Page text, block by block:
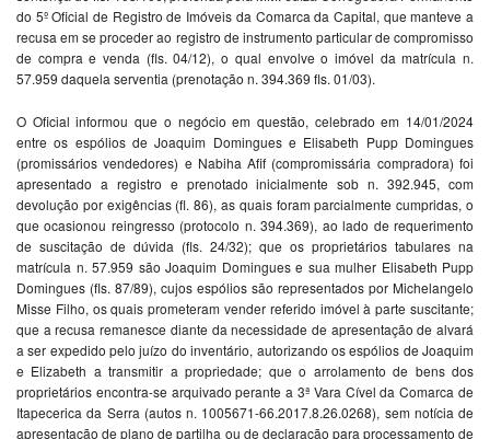
do 5º Oficial de Registro de Imóveis da Comarca da Capital, que manteve a
recusa em se proceder ao registro de instrumento particular de compromisso
de compra e venda (fls. 04/12), o qual envolve o imóvel da matrícula n.
57.959 daquela serventia (prenotação n. 394.369 fls. 01/03).
O Oficial informou que o negócio em questão, celebrado em 14/01/2024
entre os espólios de Joaquim Domingues e Elisabeth Pupp Domingues
(promissários vendedores) e Nabiha Afif (compromissária compradora) foi
apresentado a registro e prenotado inicialmente sob n. 392.945, com
devolução por exigências (fl. 86), as quais foram parcialmente cumpridas, o
que ocasionou reingresso (protocolo n. 394.369), ao lado de requerimento
de suscitação de dúvida (fls. 24/32); que os proprietários tabulares na
matrícula n. 57.959 são Joaquim Domingues e sua mulher Elisabeth Pupp
Domingues (fls. 87/89), cujos espólios são representados por Michelangelo
Misse Filho, os quais prometeram vender referido imóvel à parte suscitante;
que a recusa remanesce diante da necessidade de apresentação de alvará
a ser expedido pelo juízo do inventário, autorizando os espólios de Joaquim
e Elizabeth a transmitir a propriedade; que o arrolamento de bens dos
proprietários encontra-se arquivado perante a 3ª Vara Cível da Comarca de
Itapecerica da Serra (autos n. 1005671-66.2017.8.26.0268), sem notícia de
apresentação de plano de partilha ou de declaração para processamento de